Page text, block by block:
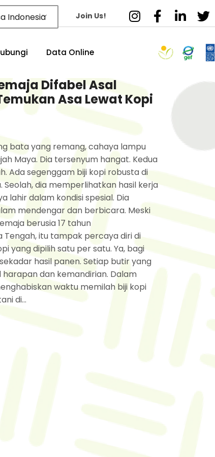
Indonesia Join Us!
Data Online
Difabel Asal
Asa Lewat Kopi
bata yang remang, cahaya lampu
Maya. Dia tersenyum hangat. Kedua
Ada segenggam biji kopi robusta di
Seolah, dia memperlihatkan hasil kerja
lahir dalam kondisi spesial. Dia
mendengar dan berbicara. Meski
berusia 17 tahun
Tengah, itu tampak percaya diri di
yang dipilih satu per satu. Ya, bagi
hasil panen. Setiap butir yang
dan kemandirian. Dalam
waktu memilah biji kopi
di...